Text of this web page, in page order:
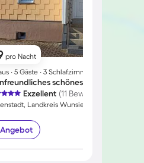
pro Nacht
∙ 5 Gäste ∙ 3 Schlafzimmer
Exzellent (11 Bewertungen)